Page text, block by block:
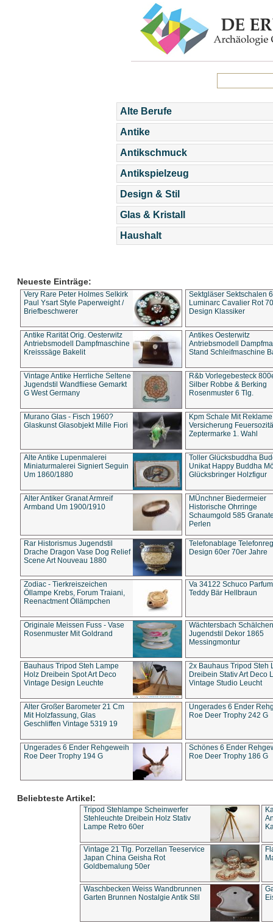
Alte Berufe
Antike
Antikschmuck
Antikspielzeug
Design & Stil
Glas & Kristall
Haushalt
Neueste Einträge:
Very Rare Peter Holmes Selkirk
Paul Ysart Style Paperweight /
Briefbeschwerer
Sektgläser Sektschalen
Luminarc Cavalier Rot
Design Klassiker
Antike Rarität Orig. Oesterwitz
Antriebsmodell Dampfmaschine
Kreisssäge Bakelit
Antikes Oesterwitz
Antriebsmodell
Stand Schleifmaschine
Vintage Antike Herrliche Seltene
Jugendstil Wandfliese Gemarkt
G West Germany
R&b Vorlegebesteck
Silber Robbe & Berking
Rosenmuster 6 Tlg.
Murano Glas - Fisch 1960?
Glaskunst Glasobjekt Mille Fiori
Kpm Schale Mit Reklame
Versicherung
Zeptermarke 1. Wahl
Alte Antike Lupenmalerei
Miniaturmalerei Signiert Seguin
Um 1860/1880
Toller Glücksbuddha
Unikat Happy Buddha
Glücksbringer Holzfigur
Alter Antiker Granat Armreif
Armband Um 1900/1910
MÜnchner Biedermeier
Historische Ohrringe
Schaumgold 585
Perlen
Rar Historismus Jugendstil
Drache Dragon Vase Dog Relief
Scene Art Nouveau 1880
Telefonablage
Design 60er 70er Jahre
Zodiac - Tierkreiszeichen
Öllampe Krebs, Forum Traiani,
Reenactment Öllämpchen
Va 34122 Schuco
Teddy Bär Hellbraun
Originale Meissen Fuss - Vase
Rosenmuster Mit Goldrand
Wächtersbach Schälchen
Jugendstil Dekor 1865
Messingmontur
Bauhaus Tripod Steh Lampe
Holz Dreibein Spot Art Deco
Vintage Design Leuchte
2x Bauhaus Tripod Steh
Dreibein Stativ Art Deco
Vintage Studio Leucht
Alter Großer Barometer 21 Cm
Mit Holzfassung, Glas
Geschliffen Vintage 5319 19
Ungerades 6 Ender
Roe Deer Trophy 242 G
Ungerades 6 Ender Rehgeweih
Roe Deer Trophy 194 G
Schönes 6 Ender
Roe Deer Trophy 186 G
Beliebteste Artikel:
Tripod Stehlampe Scheinwerfer
Stehleuchte Dreibein Holz Stativ
Lampe Retro 60er
Vintage 21 Tlg. Porzellan Teeservice
Japan China Geisha Rot
Goldbemalung 50er
Waschbecken Weiss Wandbrunnen
Garten Brunnen Nostalgie Antik Stil